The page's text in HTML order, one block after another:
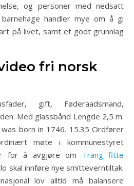
og personer med nedsatt
handler mye om å gi
på livet, samt et godt grunnlag
fri norsk
gift, Føderaadsmand,
Med glassbånd Lengde 2,5 m.
born in 1746. 15.35 Ordfører
møte i kommunestyret
for å avgjøre om Trang fitte
skal innføre nye smitteverntiltak.
lov alltid må balansere